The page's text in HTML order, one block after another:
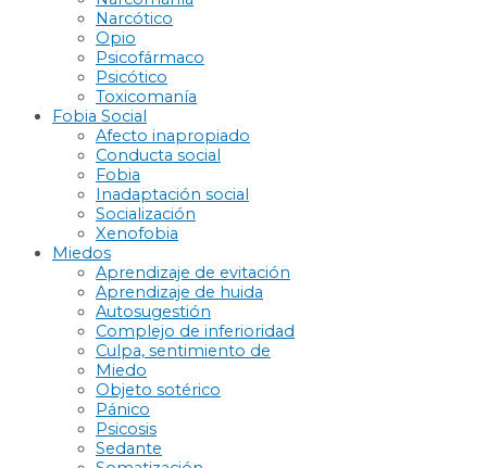
Narcótico
Opio
Psicofármaco
Psicótico
Toxicomanía
Fobia Social
Afecto inapropiado
Conducta social
Fobia
Inadaptación social
Socialización
Xenofobia
Miedos
Aprendizaje de evitación
Aprendizaje de huida
Autosugestión
Complejo de inferioridad
Culpa, sentimiento de
Miedo
Objeto sotérico
Pánico
Psicosis
Sedante